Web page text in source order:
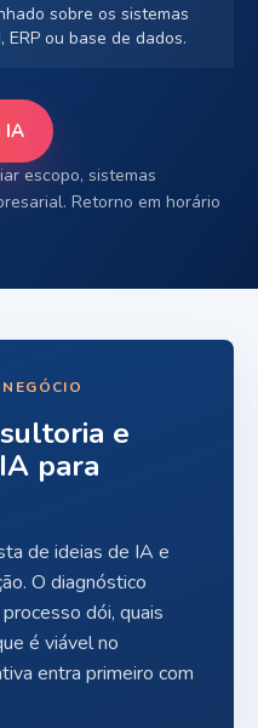
sobre os sistemas
ERP ou base de dados.
IA
escopo, sistemas
Retorno em horário
e
para
de ideias de IA e
O diagnóstico
dói, quais
é viável no
entra primeiro com